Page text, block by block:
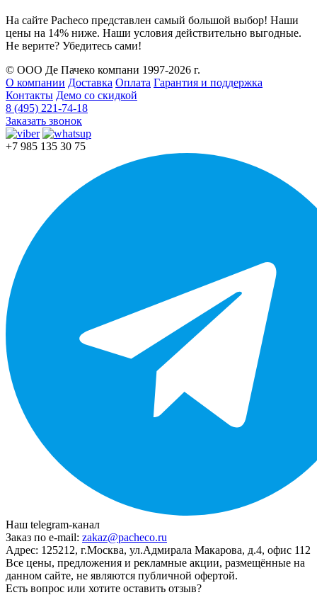
На сайте Pacheco представлен самый большой выбор! Наши
цены на 14% ниже. Наши условия действительно выгодные.
Не верите? Убедитесь сами!
© ООО Де Пачеко компани 1997-2026 г.
О компании Доставка Оплата Гарантия и поддержка
Контакты Демо со скидкой
8 (495) 221-74-18
Заказать звонок
+7 985 135 30 75
Наш telegram-канал
Заказ по e-mail: zakaz@pacheco.ru
Адрес: 125212, г.Москва, ул.Адмирала Макарова, д.4, офис 112
Все цены, предложения и рекламные акции, размещённые на
данном сайте, не являются публичной офертой.
Есть вопрос или хотите оставить отзыв?